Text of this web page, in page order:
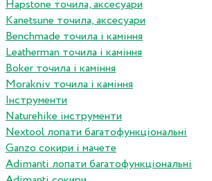
Hapstone точила, аксесуари
Kanetsune точила, аксесуари
Benchmade точила і каміння
Leatherman точила і каміння
Boker точила і каміння
Morakniv точила і каміння
Інструменти
Naturehike інструменти
Nextool лопати багатофункціональні
Ganzo сокири і мачете
Adimanti лопати багатофункціональні